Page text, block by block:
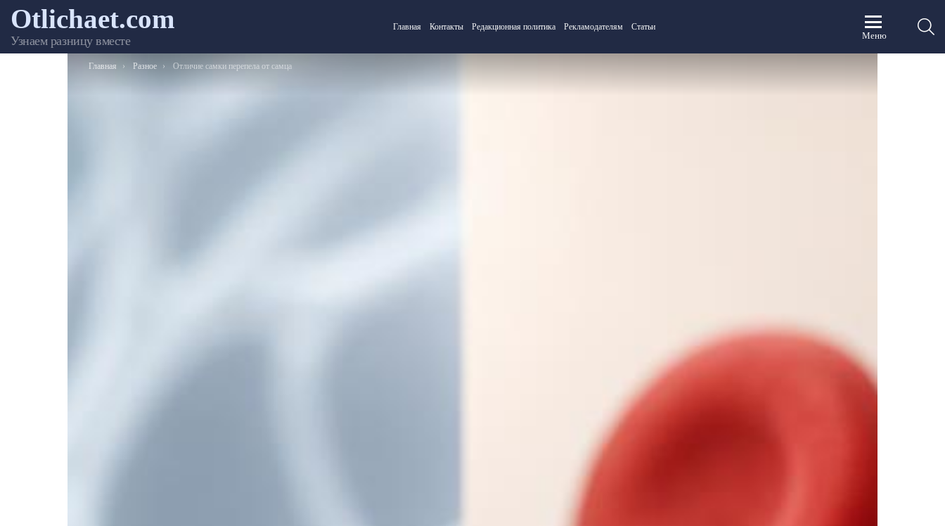
Otlichaet.com
Узнаем разницу вместе
Главная Контакты Редакционная политика Рекламодателям Статьи
Меню
Вы здесь:
Главная Разное Отличие самки перепела от самца